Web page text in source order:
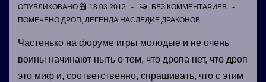
ОПУБЛИКОВАНО 18.03.2012
БЕЗ КОММЕНТАРИЕВ
ПОМЕЧЕНО ДРОП , ЛЕГЕНДА НАСЛЕДИЕ ДРАКОНОВ
Частенько на форуме игры молодые и не очень
воины начинают ныть о том, что дропа нет, что дроп
это миф и, соответственно, спрашивать, что с этим